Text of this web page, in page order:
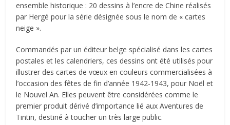
ensemble historique : 20 dessins à l’encre de Chine réalisés
par Hergé pour la série désignée sous le nom de « cartes
neige ».
Commandés par un éditeur belge spécialisé dans les cartes
postales et les calendriers, ces dessins ont été utilisés pour
illustrer des cartes de vœux en couleurs commercialisées à
l’occasion des fêtes de fin d’année 1942-1943, pour Noël et
le Nouvel An. Elles peuvent être considérées comme le
premier produit dérivé d’importance lié aux Aventures de
Tintin, destiné à toucher un très large public.